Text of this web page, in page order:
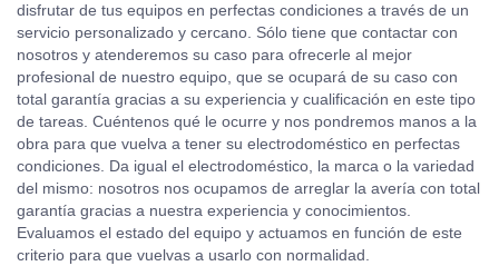
disfrutar de tus equipos en perfectas condiciones a través de un
servicio personalizado y cercano. Sólo tiene que contactar con
nosotros y atenderemos su caso para ofrecerle al mejor
profesional de nuestro equipo, que se ocupará de su caso con
total garantía gracias a su experiencia y cualificación en este tipo
de tareas. Cuéntenos qué le ocurre y nos pondremos manos a la
obra para que vuelva a tener su electrodoméstico en perfectas
condiciones. Da igual el electrodoméstico, la marca o la variedad
del mismo: nosotros nos ocupamos de arreglar la avería con total
garantía gracias a nuestra experiencia y conocimientos.
Evaluamos el estado del equipo y actuamos en función de este
criterio para que vuelvas a usarlo con normalidad.